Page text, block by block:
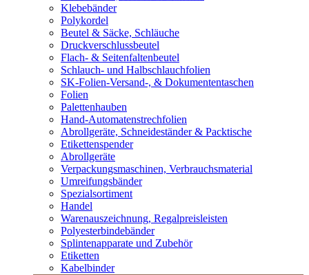
Klebebänder
Polykordel
Beutel & Säcke, Schläuche
Druckverschlussbeutel
Flach- & Seitenfaltenbeutel
Schlauch- und Halbschlauchfolien
SK-Folien-Versand-, & Dokumententaschen
Folien
Palettenhauben
Hand-Automatenstrechfolien
Abrollgeräte, Schneideständer & Packtische
Etikettenspender
Abrollgeräte
Verpackungsmaschinen, Verbrauchsmaterial
Umreifungsbänder
Spezialsortiment
Handel
Warenauszeichnung, Regalpreisleisten
Polyesterbindebänder
Splintenapparate und Zubehör
Etiketten
Kabelbinder